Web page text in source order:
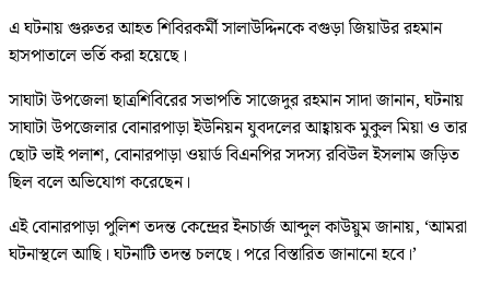
এ ঘটনায় গুরুতর আহত শিবিরকর্মী সালাউদ্দিনকে বগুড়া জিয়াউর রহমান
হাসপাতালে ভর্তি করা হয়েছে।
সাঘাটা উপজেলা ছাত্রশিবিরের সভাপতি সাজেদুর রহমান সাদা জানান, ঘটনায়
সাঘাটা উপজেলার বোনারপাড়া ইউনিয়ন যুবদলের আহ্বায়ক মুকুল মিয়া ও তার
ছোট ভাই পলাশ, বোনারপাড়া ওয়ার্ড বিএনপির সদস্য রবিউল ইসলাম জড়িত
ছিল বলে অভিযোগ করেছেন।
এই বোনারপাড়া পুলিশ তদন্ত কেন্দ্রের ইনচার্জ আব্দুল কাউয়ুম জানায়, ‘আমরা
ঘটনাস্থলে আছি। ঘটনাটি তদন্ত চলছে। পরে বিস্তারিত জানানো হবে।’